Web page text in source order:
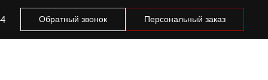
Обратный звонок Персональный заказ